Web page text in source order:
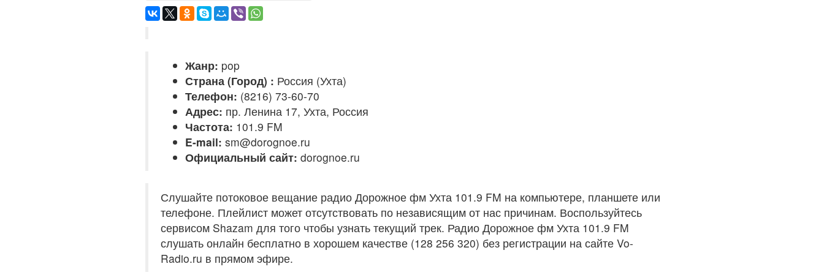
Жанр: pop
Страна (Город) : Россия (Ухта)
Телефон: (8216) 73-60-70
Адрес: пр. Ленина 17, Ухта, Россия
Частота: 101.9 FM
E-mail: sm@dorognoe.ru
Официальный сайт: dorognoe.ru
Слушайте потоковое вещание радио Дорожное фм Ухта 101.9 FM на компьютере, планшете или
телефоне. Плейлист может отсутствовать по независящим от нас причинам. Воспользуйтесь
сервисом Shazam для того чтобы узнать текущий трек. Радио Дорожное фм Ухта 101.9 FM
слушать онлайн бесплатно в хорошем качестве (128 256 320) без регистрации на сайте Vo-
Radio.ru в прямом эфире.